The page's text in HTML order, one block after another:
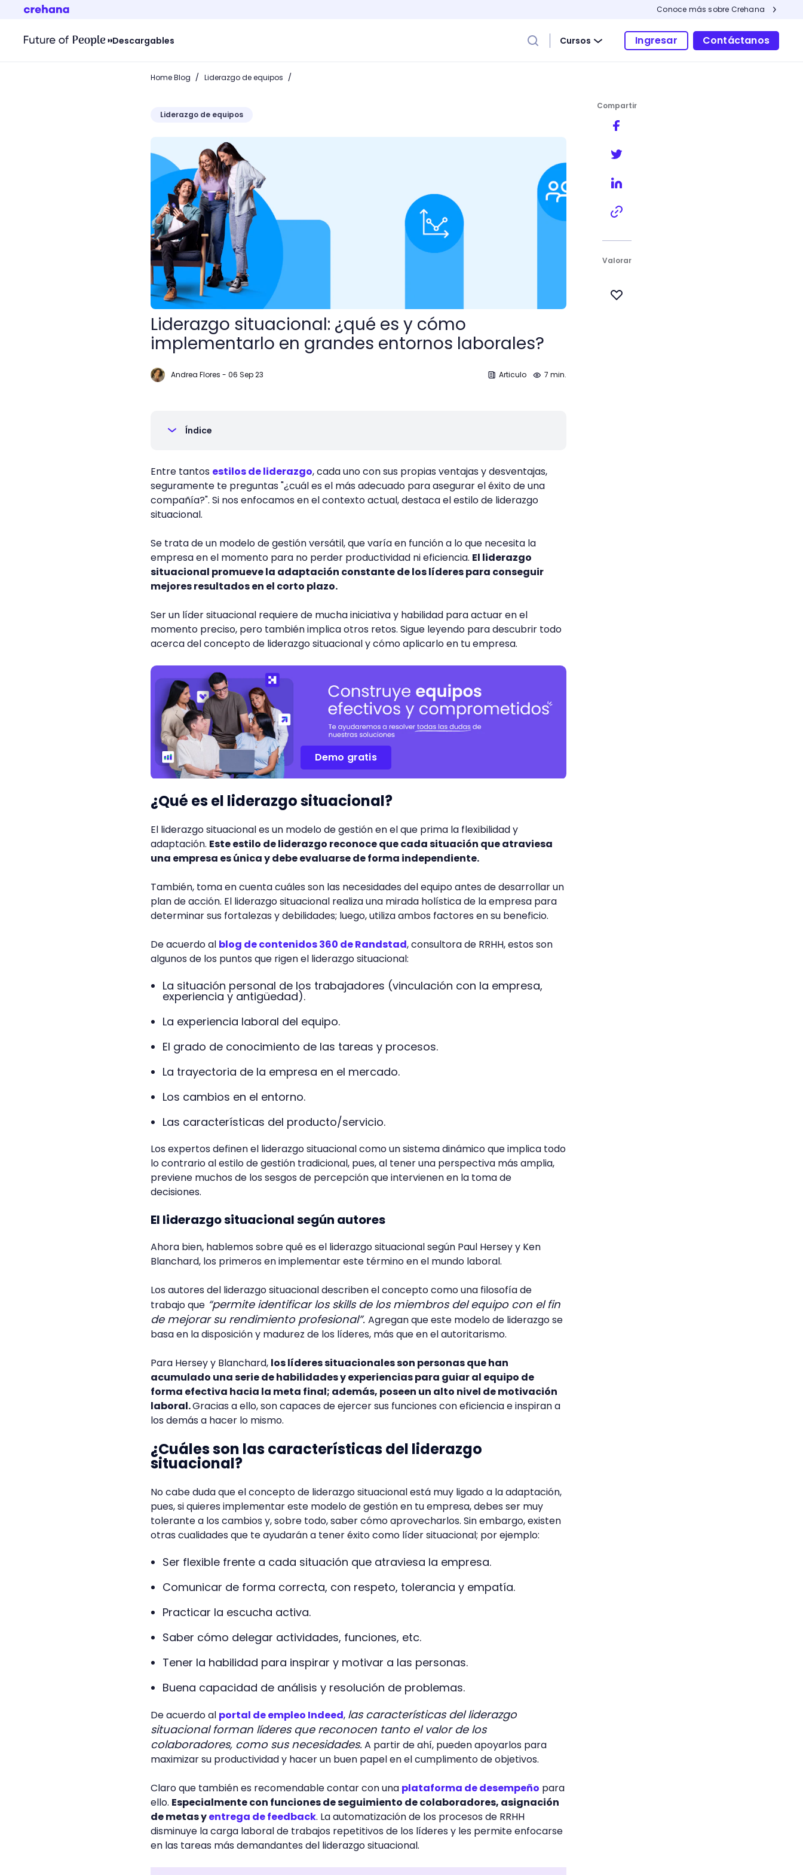
Conoce más sobre Crehana
Descargables Cursos Ingresar Contáctanos
Home Blog / Liderazgo de equipos /
Liderazgo de equipos
Liderazgo situacional: ¿qué es y cómo implementarlo en grandes entornos laborales?
Liderazgo situacional: ¿qué es y cómo
implementarlo en grandes entornos laborales?
Andrea Flores - 06 Sep 23 Articulo 7 min.
Índice
Entre tantos estilos de liderazgo, cada uno con sus propias ventajas y desventajas,
seguramente te preguntas "¿cuál es el más adecuado para asegurar el éxito de una
compañía?". Si nos enfocamos en el contexto actual, destaca el estilo de liderazgo
situacional.
Se trata de un modelo de gestión versátil, que varía en función a lo que necesita la
empresa en el momento para no perder productividad ni eficiencia. El liderazgo
situacional promueve la adaptación constante de los líderes para conseguir
mejores resultados en el corto plazo.
Ser un líder situacional requiere de mucha iniciativa y habilidad para actuar en el
momento preciso, pero también implica otros retos. Sigue leyendo para descubrir todo
acerca del concepto de liderazgo situacional y cómo aplicarlo en tu empresa.
Demo gratis
¿Qué es el liderazgo situacional?
El liderazgo situacional es un modelo de gestión en el que prima la flexibilidad y
adaptación. Este estilo de liderazgo reconoce que cada situación que atraviesa
una empresa es única y debe evaluarse de forma independiente.
También, toma en cuenta cuáles son las necesidades del equipo antes de desarrollar un
plan de acción. El liderazgo situacional realiza una mirada holística de la empresa para
determinar sus fortalezas y debilidades; luego, utiliza ambos factores en su beneficio.
De acuerdo al blog de contenidos 360 de Randstad, consultora de RRHH, estos son
algunos de los puntos que rigen el liderazgo situacional:
La situación personal de los trabajadores (vinculación con la empresa,
experiencia y antigüedad).
La experiencia laboral del equipo.
El grado de conocimiento de las tareas y procesos.
La trayectoria de la empresa en el mercado.
Los cambios en el entorno.
Las características del producto/servicio.
Los expertos definen el liderazgo situacional como un sistema dinámico que implica todo
lo contrario al estilo de gestión tradicional, pues, al tener una perspectiva más amplia,
previene muchos de los sesgos de percepción que intervienen en la toma de
decisiones.
El liderazgo situacional según autores
Ahora bien, hablemos sobre qué es el liderazgo situacional según Paul Hersey y Ken
Blanchard, los primeros en implementar este término en el mundo laboral.
Los autores del liderazgo situacional describen el concepto como una filosofía de
trabajo que “permite identificar los skills de los miembros del equipo con el fin
de mejorar su rendimiento profesional”. Agregan que este modelo de liderazgo se
basa en la disposición y madurez de los líderes, más que en el autoritarismo.
Para Hersey y Blanchard, los líderes situacionales son personas que han
acumulado una serie de habilidades y experiencias para guiar al equipo de
forma efectiva hacia la meta final; además, poseen un alto nivel de motivación
laboral.Gracias a ello, son capaces de ejercer sus funciones con eficiencia e inspiran a
los demás a hacer lo mismo.
¿Cuáles son las características del liderazgo
situacional?
No cabe duda que el concepto de liderazgo situacional está muy ligado a la adaptación,
pues, si quieres implementar este modelo de gestión en tu empresa, debes ser muy
tolerante a los cambios y, sobre todo, saber cómo aprovecharlos. Sin embargo, existen
otras cualidades que te ayudarán a tener éxito como líder situacional; por ejemplo:
Ser flexible frente a cada situación que atraviesa la empresa.
Comunicar de forma correcta, con respeto, tolerancia y empatía.
Practicar la escucha activa.
Saber cómo delegar actividades, funciones, etc.
Tener la habilidad para inspirar y motivar a las personas.
Buena capacidad de análisis y resolución de problemas.
De acuerdo al portal de empleo Indeed, las características del liderazgo
situacional forman líderes que reconocen tanto el valor de los
colaboradores, como sus necesidades.A partir de ahí, pueden apoyarlos para
maximizar su productividad y hacer un buen papel en el cumplimento de objetivos.
Claro que también es recomendable contar con una plataforma de desempeño para
ello. Especialmente con funciones de seguimiento de colaboradores, asignación
de metas yentrega de feedback. La automatización de los procesos de RRHH
disminuye la carga laboral de trabajos repetitivos de los líderes y les permite enfocarse
en las tareas más demandantes del liderazgo situacional.
Compartir
Valorar